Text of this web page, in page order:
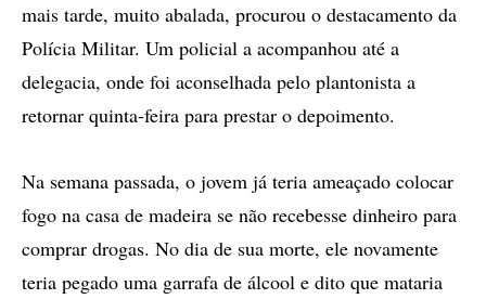
mais tarde, muito abalada, procurou o destacamento da
Polícia Militar. Um policial a acompanhou até a
delegacia, onde foi aconselhada pelo plantonista a
retornar quinta-feira para prestar o depoimento.
Na semana passada, o jovem já teria ameaçado colocar
fogo na casa de madeira se não recebesse dinheiro para
comprar drogas. No dia de sua morte, ele novamente
teria pegado uma garrafa de álcool e dito que mataria